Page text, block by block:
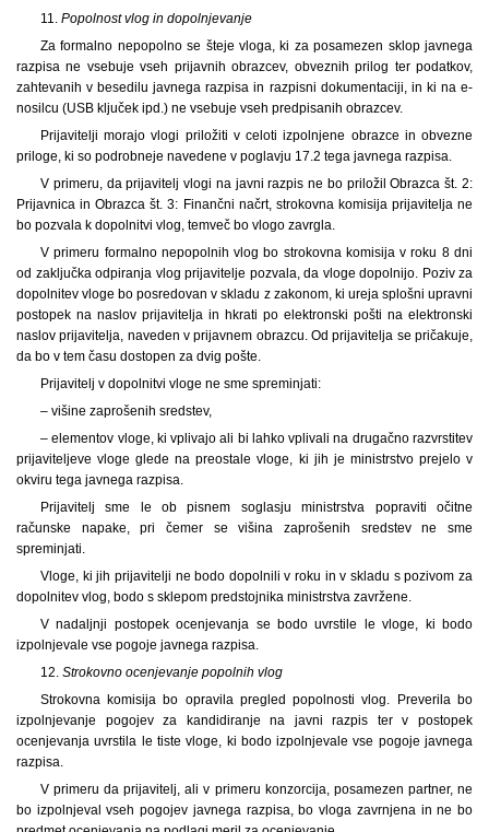
11. Popolnost vlog in dopolnjevanje
Za formalno nepopolno se šteje vloga, ki za posamezen sklop javnega
razpisa ne vsebuje vseh prijavnih obrazcev, obveznih prilog ter podatkov,
zahtevanih v besedilu javnega razpisa in razpisni dokumentaciji, in ki na e-
nosilcu (USB ključek ipd.) ne vsebuje vseh predpisanih obrazcev.
Prijavitelji morajo vlogi priložiti v celoti izpolnjene obrazce in obvezne
priloge, ki so podrobneje navedene v poglavju 17.2 tega javnega razpisa.
V primeru, da prijavitelj vlogi na javni razpis ne bo priložil Obrazca št. 2:
Prijavnica in Obrazca št. 3: Finančni načrt, strokovna komisija prijavitelja ne
bo pozvala k dopolnitvi vlog, temveč bo vlogo zavrgla.
V primeru formalno nepopolnih vlog bo strokovna komisija v roku 8 dni
od zaključka odpiranja vlog prijavitelje pozvala, da vloge dopolnijo. Poziv za
dopolnitev vloge bo posredovan v skladu z zakonom, ki ureja splošni upravni
postopek na naslov prijavitelja in hkrati po elektronski pošti na elektronski
naslov prijavitelja, naveden v prijavnem obrazcu. Od prijavitelja se pričakuje,
da bo v tem času dostopen za dvig pošte.
Prijavitelj v dopolnitvi vloge ne sme spreminjati:
– višine zaprošenih sredstev,
– elementov vloge, ki vplivajo ali bi lahko vplivali na drugačno razvrstitev
prijaviteljeve vloge glede na preostale vloge, ki jih je ministrstvo prejelo v
okviru tega javnega razpisa.
Prijavitelj sme le ob pisnem soglasju ministrstva popraviti očitne
računske napake, pri čemer se višina zaprošenih sredstev ne sme
spreminjati.
Vloge, ki jih prijavitelji ne bodo dopolnili v roku in v skladu s pozivom za
dopolnitev vlog, bodo s sklepom predstojnika ministrstva zavržene.
V nadaljnji postopek ocenjevanja se bodo uvrstile le vloge, ki bodo
izpolnjevale vse pogoje javnega razpisa.
12. Strokovno ocenjevanje popolnih vlog
Strokovna komisija bo opravila pregled popolnosti vlog. Preverila bo
izpolnjevanje pogojev za kandidiranje na javni razpis ter v postopek
ocenjevanja uvrstila le tiste vloge, ki bodo izpolnjevale vse pogoje javnega
razpisa.
V primeru da prijavitelj, ali v primeru konzorcija, posamezen partner, ne
bo izpolnjeval vseh pogojev javnega razpisa, bo vloga zavrnjena in ne bo